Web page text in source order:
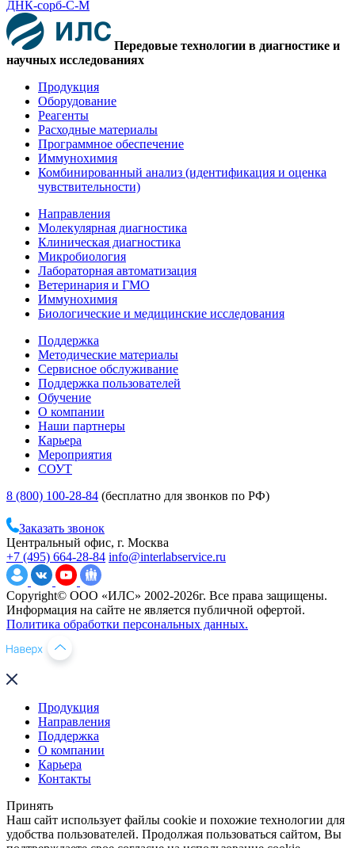
ДНК-сорб-С-М
Передовые технологии в диагностике и
научных исследованиях
Продукция
Оборудование
Реагенты
Расходные материалы
Программное обеспечение
Иммунохимия
Комбинированный анализ (идентификация и оценка
чувствительности)
Направления
Молекулярная диагностика
Клиническая диагностика
Микробиология
Лабораторная автоматизация
Ветеринария и ГМО
Иммунохимия
Биологические и медицинские исследования
Поддержка
Методические материалы
Сервисное обслуживание
Поддержка пользователей
Обучение
О компании
Наши партнеры
Карьера
Мероприятия
СОУТ
8 (800) 100-28-84 (бесплатно для звонков по РФ)
Заказать звонок
Центральный офис, г. Москва
+7 (495) 664-28-84 info@interlabservice.ru
Copyright© ООО «ИЛС» 2002-2026г. Все права защищены.
Информация на сайте не является публичной офертой.
Политика обработки персональных данных.
Продукция
Направления
Поддержка
О компании
Карьера
Контакты
Принять
Наш сайт использует файлы cookie и похожие технологии для
удобства пользователей. Продолжая пользоваться сайтом, Вы